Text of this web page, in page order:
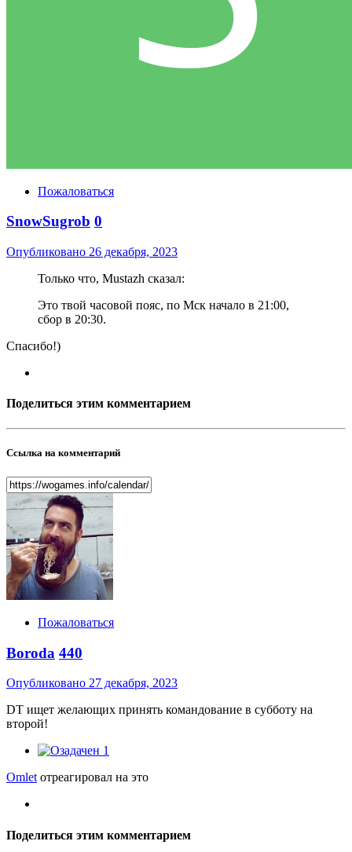
Пожаловаться
SnowSugrob 0
Опубликовано 26 декабря, 2023
Только что, Mustazh сказал:
Это твой часовой пояс, по Мск начало в 21:00,
сбор в 20:30.
Спасибо!)
Поделиться этим комментарием
Ссылка на комментарий
Пожаловаться
Boroda 440
Опубликовано 27 декабря, 2023
DT ищет желающих принять командование в субботу на
второй!
1
Omlet отреагировал на это
Поделиться этим комментарием